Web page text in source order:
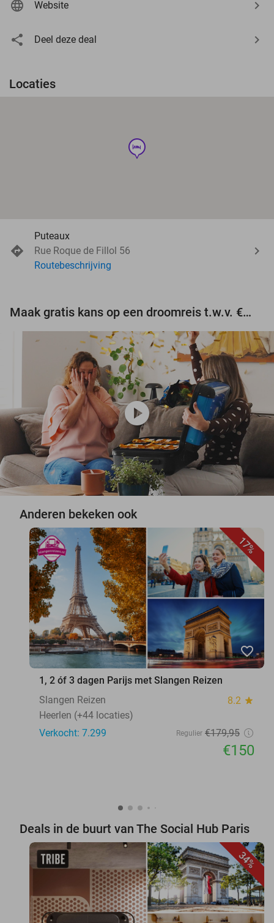
Website
Deel deze deal
Locaties
hotel
Puteaux
Rue Roque de Fillol 56
Routebeschrijving
Maak gratis kans op een droomreis t.w.v. €3.000!
play_circle
Anderen bekeken ook
17%
favorite_border
1, 2 óf 3 dagen Parijs met Slangen Reizen
Slangen Reizen
8.2 star
Heerlen (+44 locaties)
Verkocht: 7.299
Regulier €179,95
€150
Deals in de buurt van The Social Hub Paris
34%